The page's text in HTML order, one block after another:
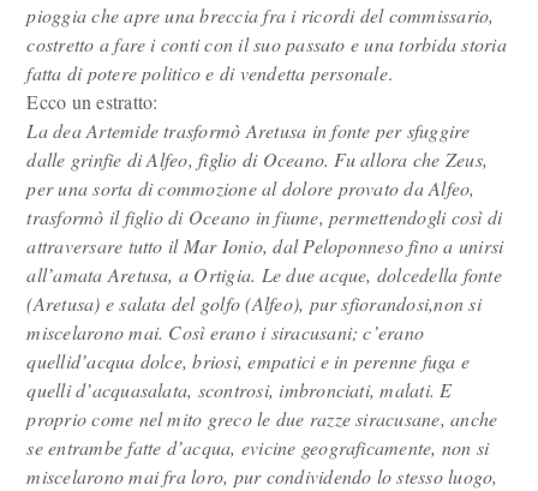
pioggia che apre una breccia fra i ricordi del commissario,
costretto a fare i conti con il suo passato e una torbida storia
fatta di potere politico e di vendetta personale.
Ecco un estratto:
La dea Artemide trasformò Aretusa in fonte per sfuggire
dalle grinfie di Alfeo, figlio di Oceano. Fu allora che Zeus,
per una sorta di commozione al dolore provato da Alfeo,
trasformò il figlio di Oceano in fiume, permettendogli così di
attraversare tutto il Mar Ionio, dal Peloponneso fino a unirsi
all’amata Aretusa, a Ortigia. Le due acque, dolcedella fonte
(Aretusa) e salata del golfo (Alfeo), pur sfiorandosi,non si
miscelarono mai. Così erano i siracusani; c’erano
quellid’acqua dolce, briosi, empatici e in perenne fuga e
quelli d’acquasalata, scontrosi, imbronciati, malati. E
proprio come nel mito greco le due razze siracusane, anche
se entrambe fatte d’acqua, evicine geograficamente, non si
miscelarono mai fra loro, pur condividendo lo stesso luogo,